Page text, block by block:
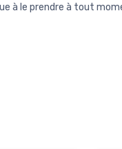
à le prendre à tout